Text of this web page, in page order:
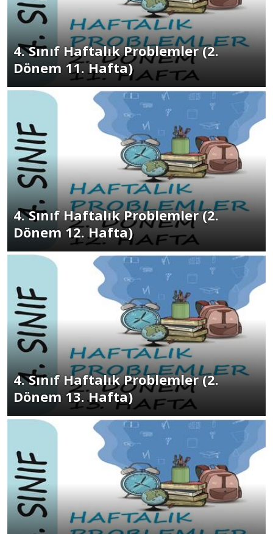
4. Sınıf Haftalık Problemler (2.
Dönem 11. Hafta)
4. Sınıf Haftalık Problemler (2.
Dönem 12. Hafta)
4. Sınıf Haftalık Problemler (2.
Dönem 13. Hafta)